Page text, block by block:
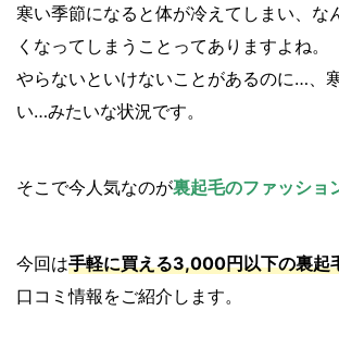
寒い季節になると体が冷えてしまい、な
くなってしまうことってありますよね。
やらないといけないことがあるのに…、
い…みたいな状況です。
そこで今人気なのが裏起毛のファッショ
今回は手軽に買える3,000円以下の裏起
口コミ情報をご紹介します。